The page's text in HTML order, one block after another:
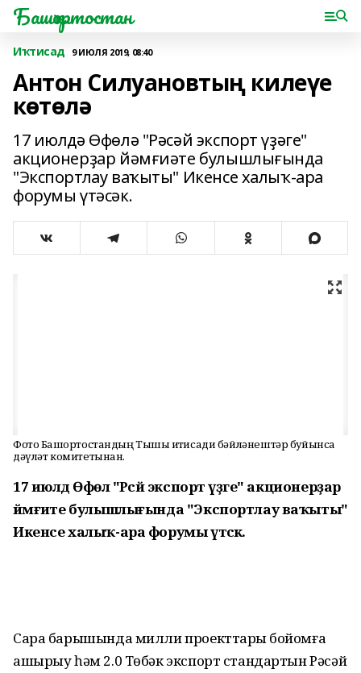
Башҡортостан
Иҡтисад 9 ИЮЛЯ 2019, 08:40
Антон Силуановтың килеүе
көтөлә
17 июлдә Өфөлә "Рәсәй экспорт үҙәге"
акционерҙар йәмғиәте булышлығында
"Экспортлау ваҡыты" Икенсе халыҡ-ара
форумы үтәсәк.
Фото Башҡортостандың Тышҡы иҡтисади бәйләнештәр буйынса
дәүләт комитетынан.
17 июлдә Өфөлә "Рәсәй экспорт үҙәге" акционерҙар
йәмғиәте булышлығында "Экспортлау ваҡыты"
Икенсе халыҡ-ара форумы үтәсәк.
Сара барышында милли проекттарҙы бойомға
ашырыу һәм 2.0 Төбәк экспорт стандартын Рәсәй